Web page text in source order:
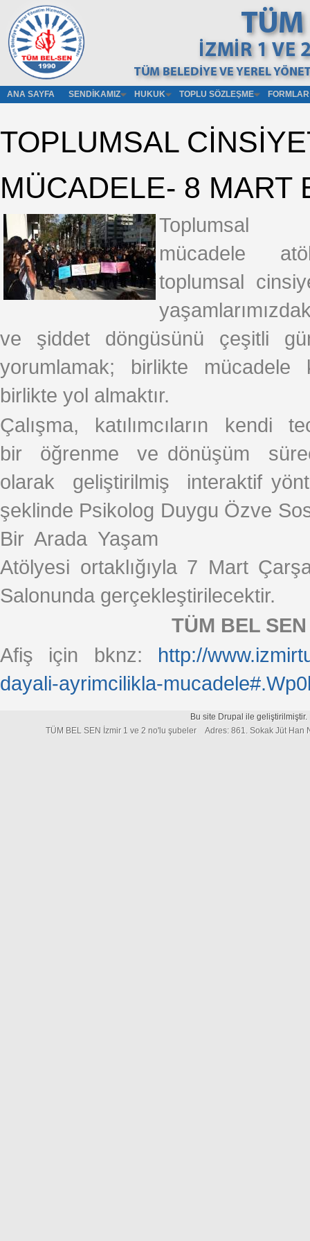
ANA SAYFA SENDIKAMIZ HUKUK TOPLU SÖZLEŞME FORMLAR
TOPLUMSAL
MÜCADELE- 8 MART
Toplumsal
mücadele
toplumsal
ve şiddet döngüsünü çeşitli
yorumlamak; birlikte mücadele
birlikte yol almaktır.
Çalışma, katılımcıların kendi
bir öğrenme ve dönüşüm
olarak geliştirilmiş interaktif
şeklinde Psikolog Duygu Özve
Bir Arada Yaşam
Atölyesi ortaklığıyla 7 Mart
Salonunda gerçekleştirilecektir.
TÜM BEL
Afiş için bknz: http://
dayali-ayrimcilikla-
Bu site Drupal ile
TÜM BEL SEN İzmir 1 ve 2 no'lu şubeler Adres: 861. Sokak Jüt